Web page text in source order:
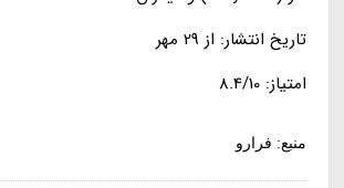
تاریخ انتشار: از 29 مهر
امتیاز: 8.4/10
منبع: فرارو